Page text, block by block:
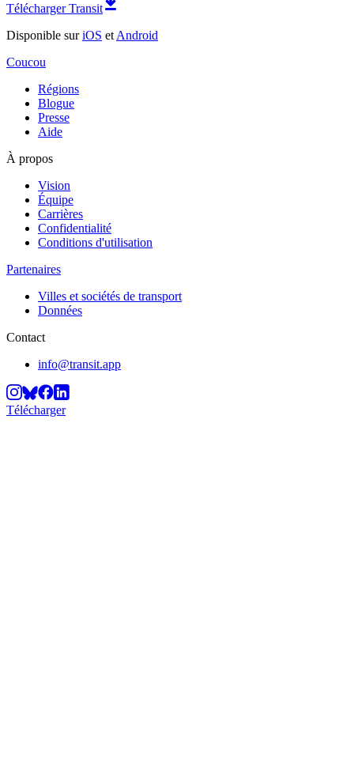
Télécharger Transit
Disponible suriOS et Android
Coucou
Régions
Blogue
Presse
Aide
À propos
Vision
Équipe
Carrières
Confidentialité
Conditions d'utilisation
Partenaires
Villes et sociétés de transport
Données
Contact
info@transit.app
Télécharger